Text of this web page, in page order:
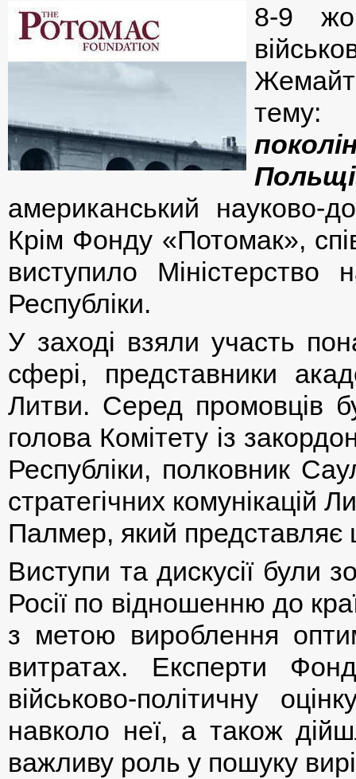
8-9
американський науково-
Крім Фонду «Потомак»,
виступило Міністерство
Республіки.
У заході взяли участь
сфері, представники
Литви. Серед промовців
голова Комітету із
Республіки, полковник
стратегічних комунікацій
Палмер, який представляє
Виступи та дискусії були
Росії по відношенню до
з метою вироблення
витратах. Експерти
військово-політичну
навколо неї, а також
важливу роль у пошуку